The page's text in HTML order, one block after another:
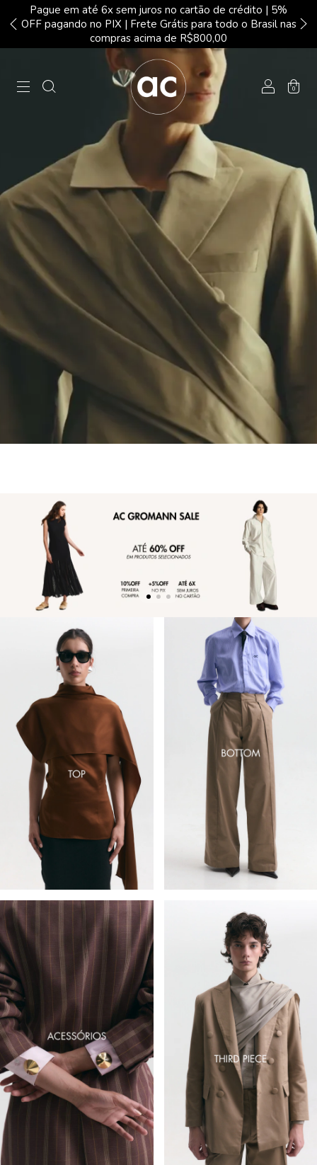
Pague em até 6x sem juros no cartão de crédito | 5%
OFF pagando no PIX | Frete Grátis para todo o Brasil nas
compras acima de R$800,00
0